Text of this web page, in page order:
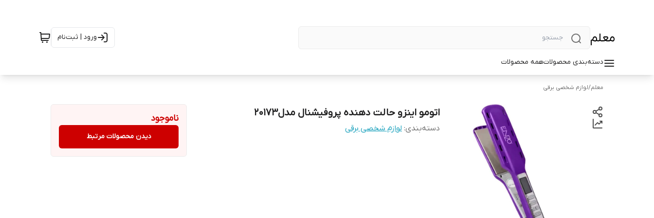
معلم ورود | ثبت‌نام
دسته‌بندی محصولاتهمه محصولات
معلم/لوازم شخصی برقی
اتومو اینزو حالت دهنده پروفیشنال مدل۲۰۱۷۳
دسته‌بندی: لوازم شخصی برقی
ناموجود
دیدن محصولات مرتبط